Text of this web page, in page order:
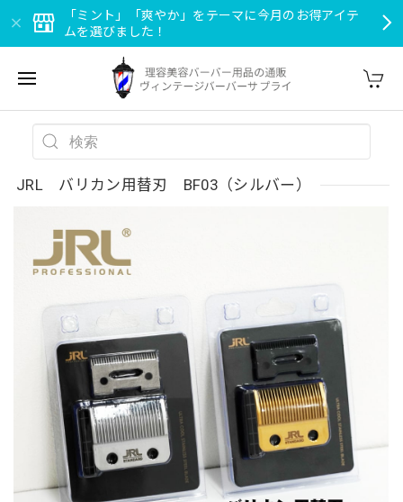
「ミント」「爽やか」をテーマに今月のお得アイテ
ムを選びました！
JRL バリカン用替刃 BF03（シルバー）